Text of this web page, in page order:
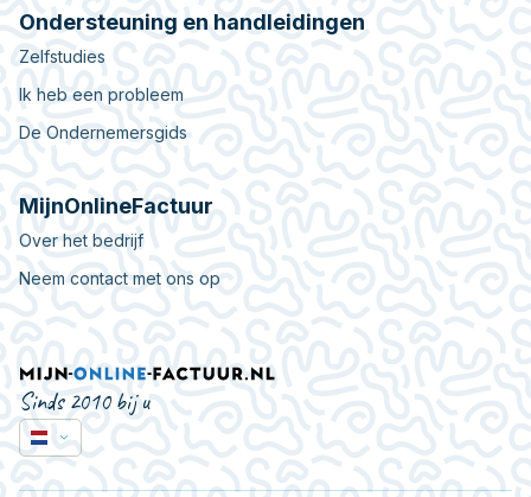
Ondersteuning en handleidingen
Zelfstudies
Ik heb een probleem
De Ondernemersgids
MijnOnlineFactuur
Over het bedrijf
Neem contact met ons op
Sinds 2010 bij u